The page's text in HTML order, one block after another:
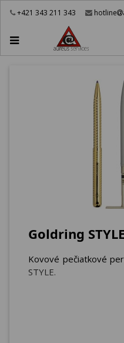
+421 343 211 343 hotline
Goldring STYLE
Kovové pečiatkové
STYLE.